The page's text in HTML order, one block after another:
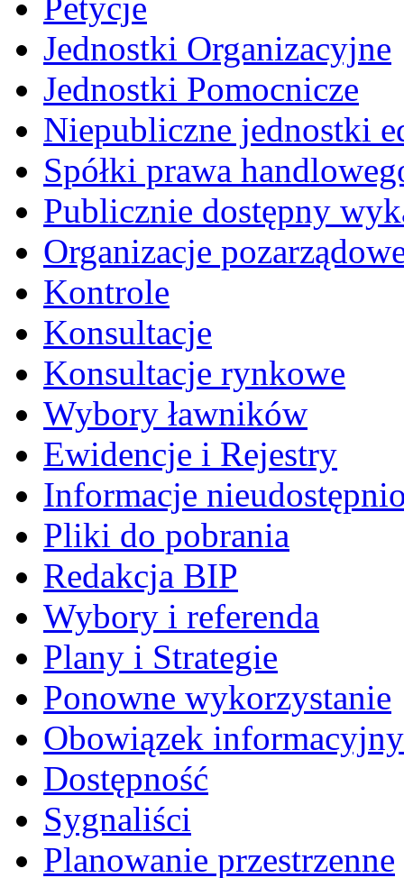
Petycje
Jednostki Organizacyjne
Jednostki Pomocnicze
Niepubliczne jednostki
Spółki prawa
Publicznie dostępny
Organizacje
Kontrole
Konsultacje
Konsultacje rynkowe
Wybory ławników
Ewidencje i Rejestry
Informacje
Pliki do pobrania
Redakcja BIP
Wybory i referenda
Plany i Strategie
Ponowne wykorzystanie
Obowiązek informacyjny
Dostępność
Sygnaliści
Planowanie przestrzenne